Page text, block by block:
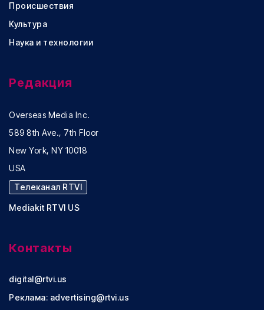
Происшествия
Культура
Наука и технологии
Редакция
Overseas Media Inc.
589 8th Ave., 7th Floor
New York, NY 10018
USA
Телеканал RTVI
Mediakit RTVI US
Контакты
digital@rtvi.us
Реклама: advertising@rtvi.us